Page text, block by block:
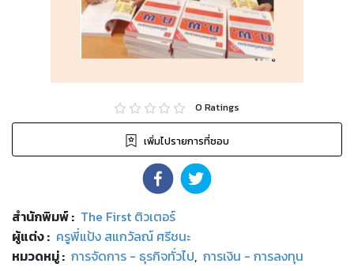
0 Ratings
เพิ่มไปรายการที่ชอบ
สำนักพิมพ์: The First ติวเตอร์
ผู้แต่ง : ครูพี่แป้ง สแกวัลณ์ ศรีชนะ
หมวดหมู่: การจัดการ - ธุรกิจทั่วไป, การเงิน - การลงทุน